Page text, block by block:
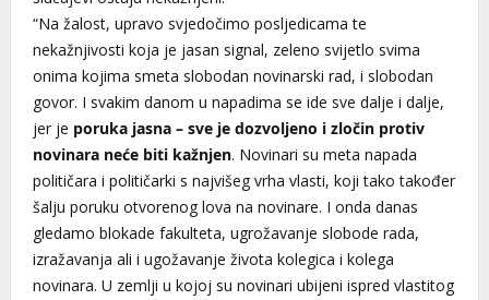
“Na žalost, upravo svjedočimo posljedicama te
nekažnjivosti koja je jasan signal, zeleno svijetlo svima
onima kojima smeta slobodan novinarski rad, i slobodan
govor. I svakim danom u napadima se ide sve dalje i dalje,
jer je poruka jasna – sve je dozvoljeno i zločin protiv
novinara neće biti kažnjen. Novinari su meta napada
političara i političarki s najvišeg vrha vlasti, koji tako također
šalju poruku otvorenog lova na novinare. I onda danas
gledamo blokade fakulteta, ugrožavanje slobode rada,
izražavanja ali i ugožavanje života kolegica i kolega
novinara. U zemlji u kojoj su novinari ubijeni ispred vlastitog